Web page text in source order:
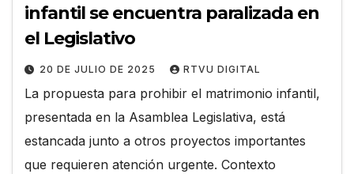
infantil se encuentra paralizada en
el Legislativo
20 DE JULIO DE 2025 RTVU DIGITAL
La propuesta para prohibir el matrimonio infantil,
presentada en la Asamblea Legislativa, está
estancada junto a otros proyectos importantes
que requieren atención urgente. Contexto